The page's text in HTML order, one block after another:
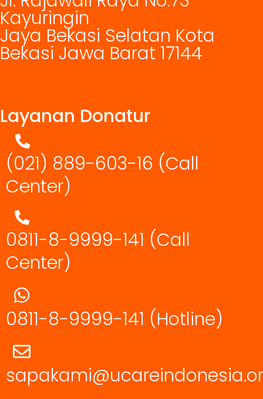
Kayuringin
Jaya Bekasi Selatan Kota
Bekasi Jawa Barat 17144
Layanan Donatur
(021) 889-603-16 (Call
Center)
0811-8-9999-141 (Call
Center)
0811-8-9999-141 (Hotline)